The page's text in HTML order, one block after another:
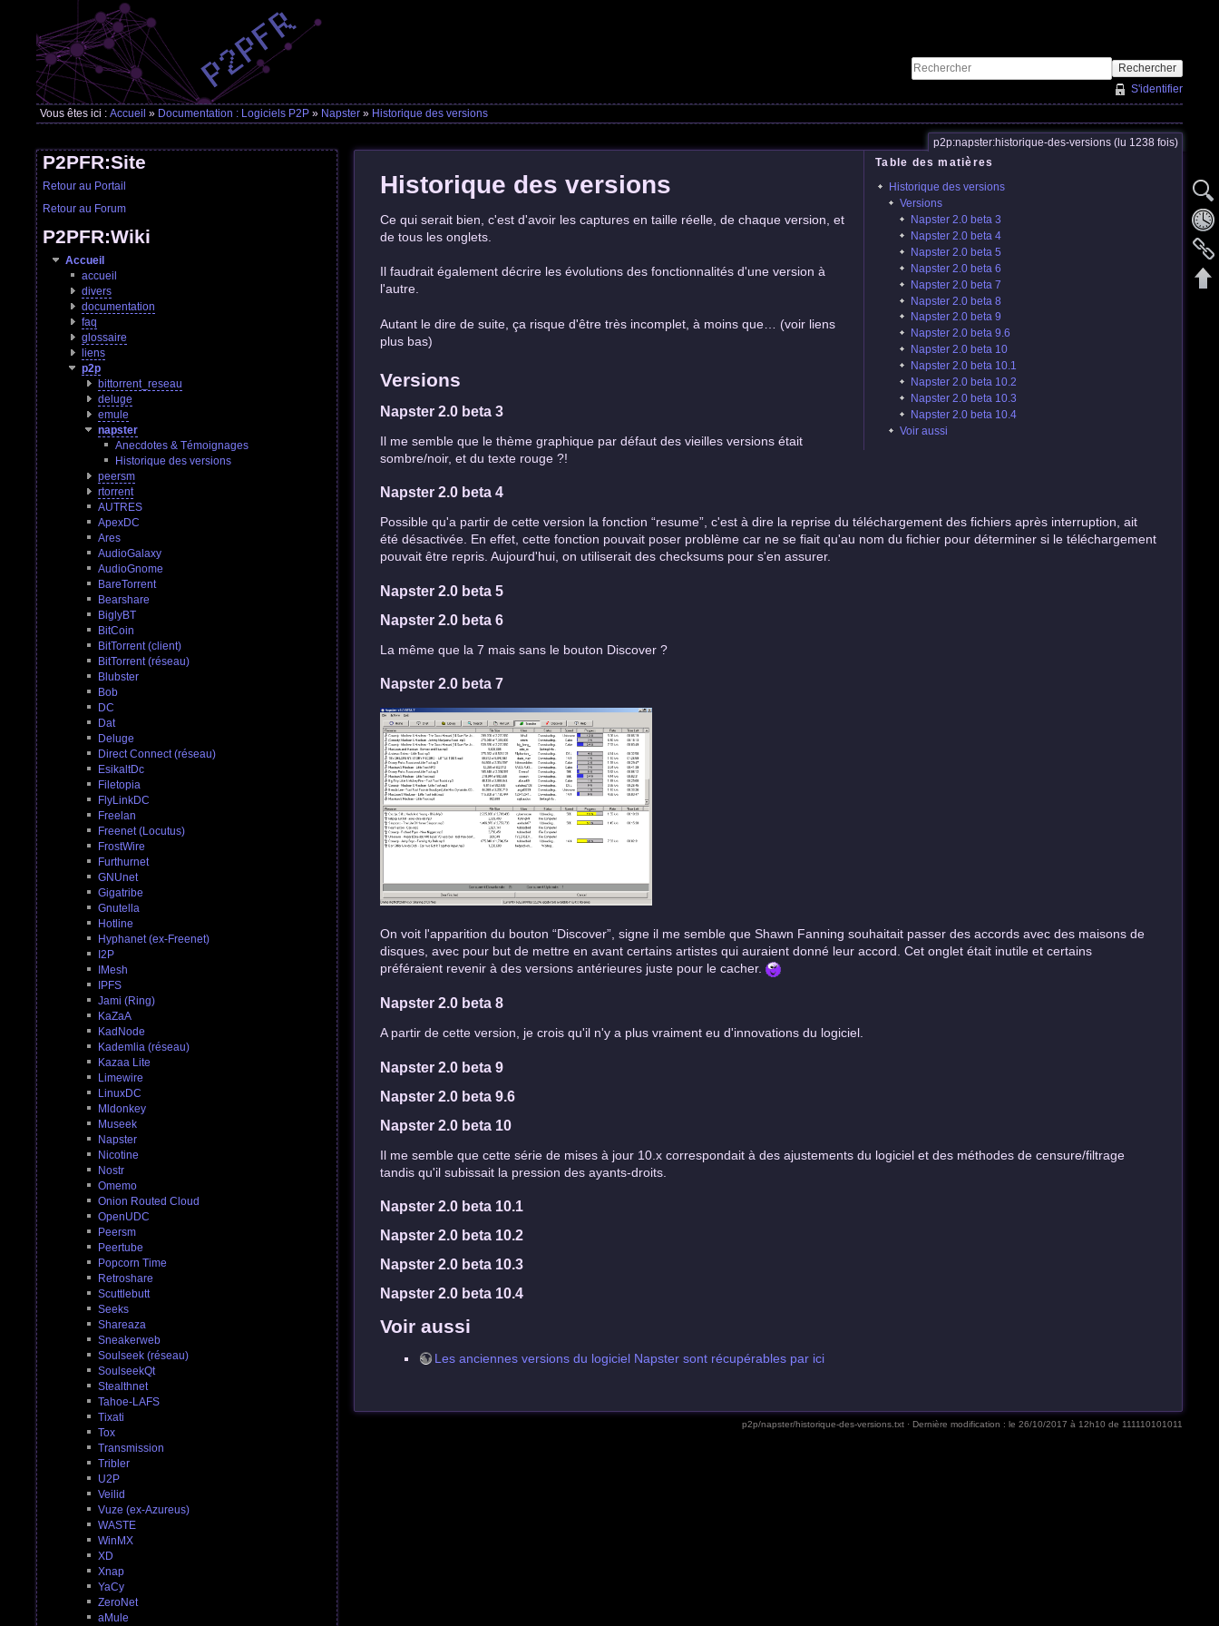
Rechercher
S'identifier
Vous êtes ici :Accueil » Documentation : Logiciels P2P » Napster » Historique des versions
P2PFR:Site
Retour au Portail
Retour au Forum
P2PFR:Wiki
Accueil
accueil
divers
documentation
faq
glossaire
liens
p2p
bittorrent_reseau
deluge
emule
napster
Anecdotes & Témoignages
Historique des versions
peersm
rtorrent
AUTRES
ApexDC
Ares
AudioGalaxy
AudioGnome
BareTorrent
Bearshare
BiglyBT
BitCoin
BitTorrent (client)
BitTorrent (réseau)
Blubster
Bob
DC
Dat
Deluge
Direct Connect (réseau)
EsikaltDc
Filetopia
FlyLinkDC
Freelan
Freenet (Locutus)
FrostWire
Furthurnet
GNUnet
Gigatribe
Gnutella
Hotline
Hyphanet (ex-Freenet)
I2P
IMesh
IPFS
Jami (Ring)
KaZaA
KadNode
Kademlia (réseau)
Kazaa Lite
Limewire
LinuxDC
Mldonkey
Museek
Napster
Nicotine
Nostr
Omemo
Onion Routed Cloud
OpenUDC
Peersm
Peertube
Popcorn Time
Retroshare
Scuttlebutt
Seeks
Shareaza
Sneakerweb
Soulseek (réseau)
SoulseekQt
Stealthnet
Tahoe-LAFS
Tixati
Tox
Transmission
Tribler
U2P
Veilid
Vuze (ex-Azureus)
WASTE
WinMX
XD
Xnap
YaCy
ZeroNet
aMule
p2p:napster:historique-des-versions (lu 1238 fois)
Table des matières
Historique des versions
Versions
Napster 2.0 beta 3
Napster 2.0 beta 4
Napster 2.0 beta 5
Napster 2.0 beta 6
Napster 2.0 beta 7
Napster 2.0 beta 8
Napster 2.0 beta 9
Napster 2.0 beta 9.6
Napster 2.0 beta 10
Napster 2.0 beta 10.1
Napster 2.0 beta 10.2
Napster 2.0 beta 10.3
Napster 2.0 beta 10.4
Voir aussi
Historique des versions
Ce qui serait bien, c'est d'avoir les captures en taille réelle, de chaque version, et
de tous les onglets.
Il faudrait également décrire les évolutions des fonctionnalités d'une version à
l'autre.
Autant le dire de suite, ça risque d'être très incomplet, à moins que… (voir liens
plus bas)
Versions
Napster 2.0 beta 3
Il me semble que le thème graphique par défaut des vieilles versions était
sombre/noir, et du texte rouge ?!
Napster 2.0 beta 4
Possible qu'a partir de cette version la fonction “resume”, c'est à dire la reprise du téléchargement des fichiers après interruption, ait
été désactivée. En effet, cette fonction pouvait poser problème car ne se fiait qu'au nom du fichier pour déterminer si le téléchargement
pouvait être repris. Aujourd'hui, on utiliserait des checksums pour s'en assurer.
Napster 2.0 beta 5
Napster 2.0 beta 6
La même que la 7 mais sans le bouton Discover ?
Napster 2.0 beta 7
On voit l'apparition du bouton “Discover”, signe il me semble que Shawn Fanning souhaitait passer des accords avec des maisons de
disques, avec pour but de mettre en avant certains artistes qui auraient donné leur accord. Cet onglet était inutile et certains
préféraient revenir à des versions antérieures juste pour le cacher.
Napster 2.0 beta 8
A partir de cette version, je crois qu'il n'y a plus vraiment eu d'innovations du logiciel.
Napster 2.0 beta 9
Napster 2.0 beta 9.6
Napster 2.0 beta 10
Il me semble que cette série de mises à jour 10.x correspondait à des ajustements du logiciel et des méthodes de censure/filtrage
tandis qu'il subissait la pression des ayants-droits.
Napster 2.0 beta 10.1
Napster 2.0 beta 10.2
Napster 2.0 beta 10.3
Napster 2.0 beta 10.4
Voir aussi
Les anciennes versions du logiciel Napster sont récupérables par ici
p2p/napster/historique-des-versions.txt · Dernière modification : le 26/10/2017 à 12h10 de 111110101011